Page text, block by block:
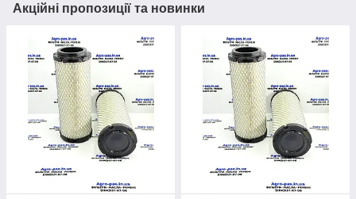
Акційні пропозиції та новинки